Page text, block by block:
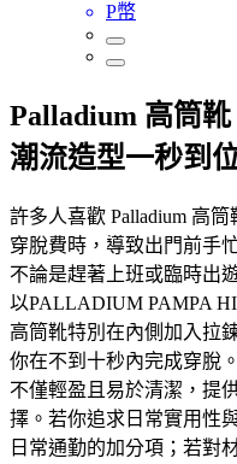
P幣
Palladium 高筒
潮流造型一秒到
許多人喜歡 Palladium 高
穿脫費時，導致出門前手
不論是趕著上班或臨時出
以PALLADIUM PAMPA
高筒靴特別在內側加入拉
你在不到十秒內完成穿脫
不僅輕盈且易於清潔，提
擇。若你追求日常實用性
日常通勤的加分項；若對